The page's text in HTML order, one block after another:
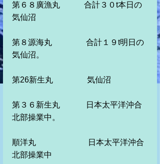
第６８廣漁丸　　　合計３０t本日の
気仙沼
第８源海丸　　　 　合計１９t明日の
気仙沼。
第26新生丸　　　　 気仙沼
第３６新生丸　　　 日本太平洋沖合
北部操業中。
順洋丸　　　　　 　 日本太平洋沖合
北部操業中